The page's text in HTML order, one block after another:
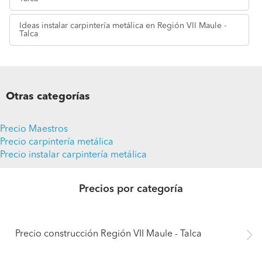
Ideas instalar carpintería metálica en Región VII Maule -
Talca
Otras categorías
Precio Maestros
Precio carpintería metálica
Precio instalar carpintería metálica
Precios por categoría
Precio construcción Región VII Maule - Talca